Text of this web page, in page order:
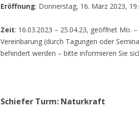
Eröffnung: Donnerstag, 16. März 2023,
Zeit: 16.03.2023 – 25.04.23, geöffnet Mo.
Vereinbarung (durch Tagungen oder
behindert werden – bitte informieren Sie
Schiefer Turm: Naturkraft